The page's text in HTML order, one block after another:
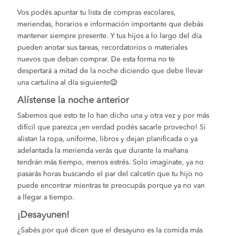
Vos podés apuntar tu lista de compras escolares,
meriendas, horarios e información importante que debás
mantener siempre presente. Y tus hijos a lo largo del día
pueden anotar sus tareas, recordatorios o materiales
nuevos que deban comprar. De esta forma no te
despertará a mitad de la noche diciendo que debe llevar
una cartulina al día siguiente😉
Alístense la noche anterior
Sabemos que esto te lo han dicho una y otra vez y por más
difícil que parezca ¡en verdad podés sacarle provecho! Si
alistan la ropa, uniforme, libros y dejan planificada o ya
adelantada la merienda verás que durante la mañana
tendrán más tiempo, menos estrés. Solo imaginate, ya no
pasarás horas buscando el par del calcetín que tu hijo no
puede encontrar mientras te preocupás porque ya no van
a llegar a tiempo.
¡Desayunen!
¿Sabés por qué dicen que el desayuno es la comida más